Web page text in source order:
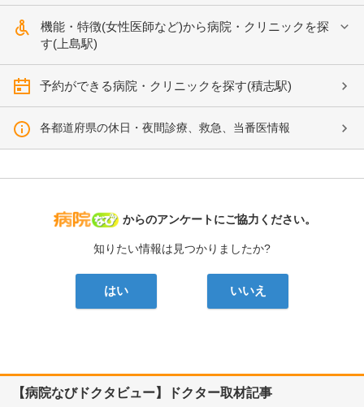
機能・特徴(女性医師など)から病院・クリニックを探
す(上島駅)
予約ができる病院・クリニックを探す(積志駅)
各都道府県の休日・夜間診療、救急、当番医情報
病院なび
からのアンケートにご協力ください。
知りたい情報は見つかりましたか?
はい いいえ
【病院なびドクタビュー】ドクター取材記事